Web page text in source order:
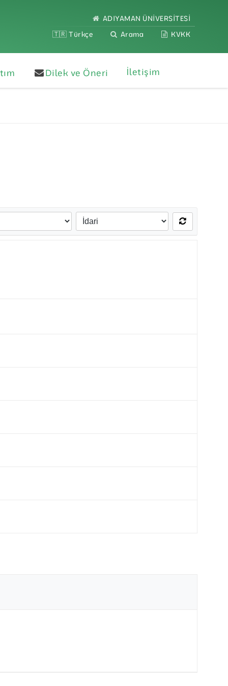
ADIYAMAN ÜNİVERSİTESİ
🇹🇷 Türkçe
Arama KVKK
Dilek ve Öneri İletişim